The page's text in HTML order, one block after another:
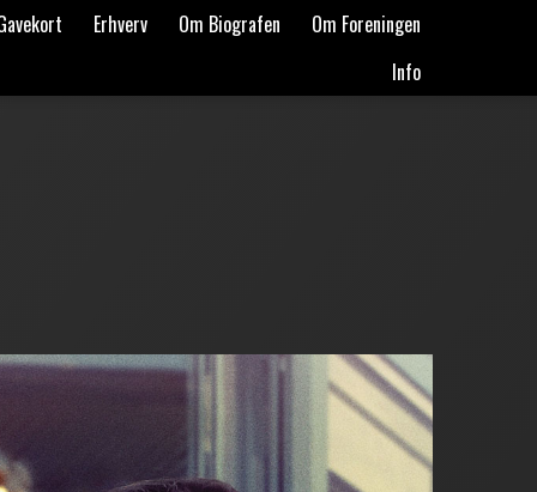
Erhverv Om Biografen
Om Foreningen
Info